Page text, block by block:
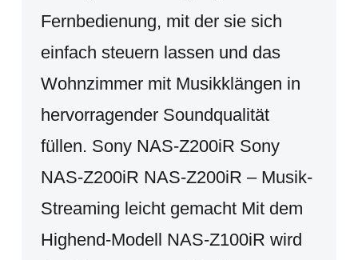
Fernbedienung, mit der sie sich
einfach steuern lassen und das
Wohnzimmer mit Musikklängen in
hervorragender Soundqualität
füllen. Sony NAS-Z200iR Sony
NAS-Z200iR NAS-Z200iR – Musik-
Streaming leicht gemacht Mit dem
Highend-Modell NAS-Z100iR wird